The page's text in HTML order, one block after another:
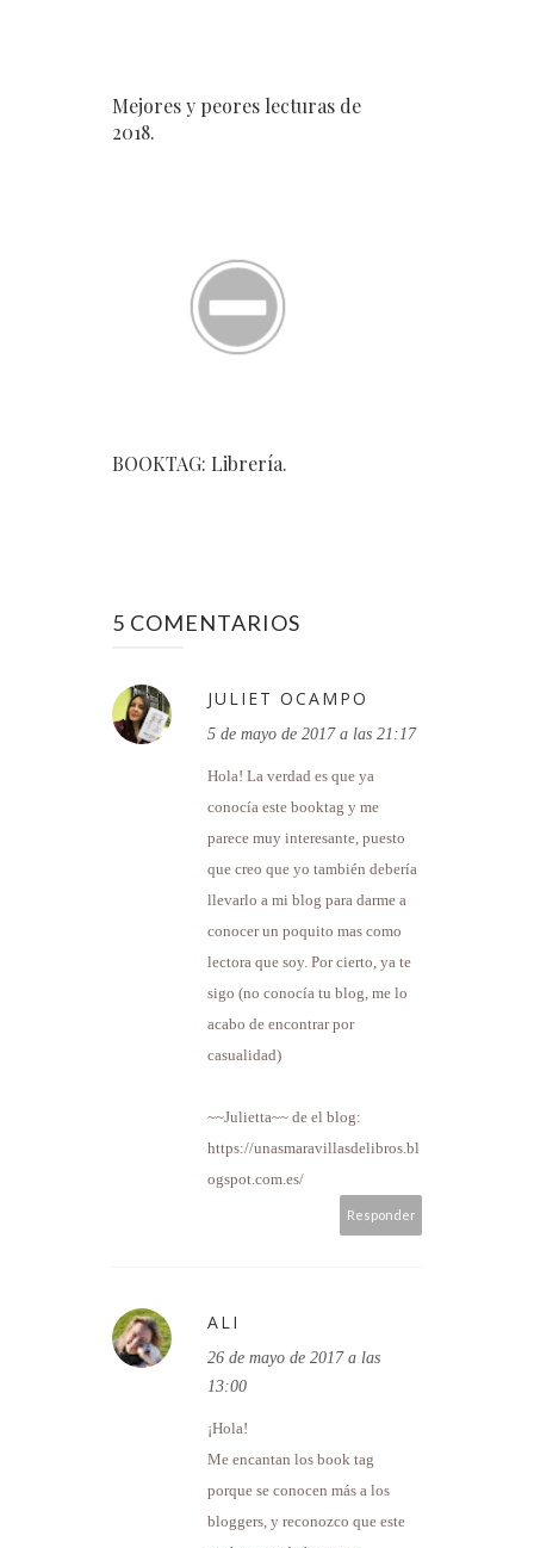
Mejores y peores lecturas de
2018.
BOOKTAG: Librería.
5 COMENTARIOS
JULIET OCAMPO
5 de mayo de 2017 a las 21:17
Hola! La verdad es que ya
conocía este booktag y me
parece muy interesante, puesto
que creo que yo también debería
llevarlo a mi blog para darme a
conocer un poquito mas como
lectora que soy. Por cierto, ya te
sigo (no conocía tu blog, me lo
acabo de encontrar por
casualidad)
~~Julietta~~ de el blog:
https://unasmaravillasdelibros.bl
ogspot.com.es/
Responder
ALI
26 de mayo de 2017 a las
13:00
¡Hola!
Me encantan los book tag
porque se conocen más a los
bloggers, y reconozco que este